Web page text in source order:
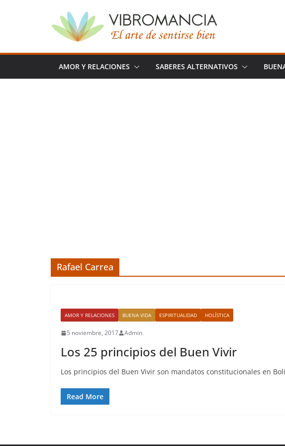
AMOR Y RELACIONES SABERES ALTERNATIVOS
Rafael Carrea
AMOR Y RELACIONES BUENA VIDA ESPIRITUALIDAD HOLÍSTICA
5 noviembre, 2017 Admin
Los 25 principios del Buen Vivir
Los principios del Buen Vivir son mandatos constitucionales en
Read More